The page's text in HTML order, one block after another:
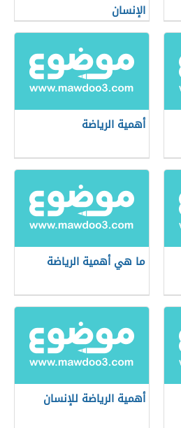
الإنسان
أهمية الرياضة
ما هي أهمية الرياضة
أهمية الرياضة للإنسان